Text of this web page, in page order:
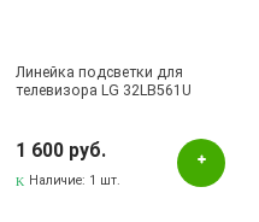
Линейка подсветки для
телевизора LG 32LB561U
1 600 руб.
Наличие: 1 шт.